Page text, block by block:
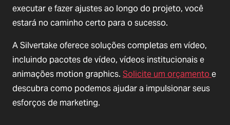
executar e fazer ajustes ao longo do projeto, você
estará no caminho certo para o sucesso.
A Silvertake oferece soluções completas em vídeo,
incluindo pacotes de vídeo, vídeos institucionais e
animações motion graphics. Solicite um orçamentoe
descubra como podemos ajudar a impulsionar seus
esforços de marketing.